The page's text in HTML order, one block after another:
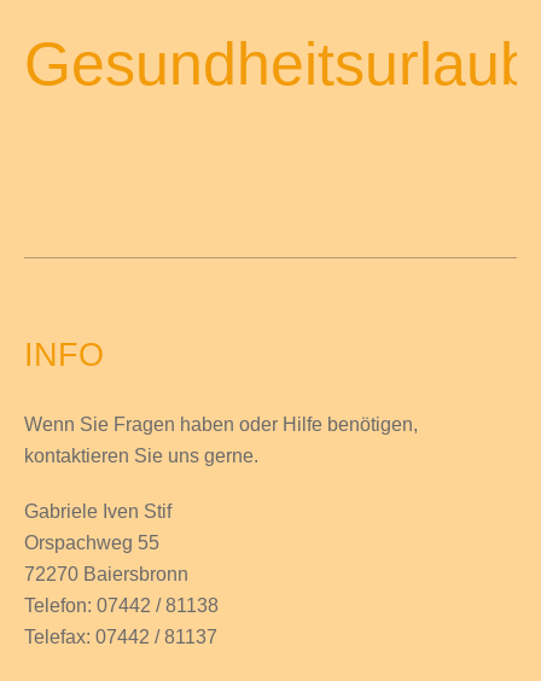
Gesundheitsurlaub
INFO
Wenn Sie Fragen haben oder Hilfe benötigen,
kontaktieren Sie uns gerne.
Gabriele Iven Stif
Orspachweg 55
72270 Baiersbronn
Telefon: 07442 / 81138
Telefax: 07442 / 81137